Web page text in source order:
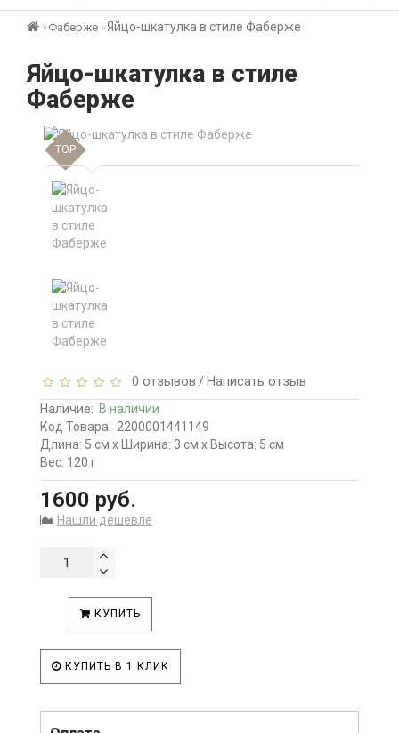
Фаберже Яйцо-шкатулка в стиле Фаберже
Яйцо-шкатулка в стиле
Фаберже
TOP
0 отзывов / Написать отзыв
Наличие: В наличии
Код Товара: 2200001441149
Длина: 5 см x Ширина: 3 см x Высота: 5 см
Вес: 120 г
1600 руб.
Нашли дешевле
КУПИТЬ
КУПИТЬ В 1 КЛИК